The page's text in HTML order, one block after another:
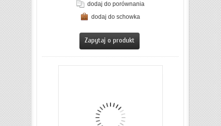
dodaj do porównania
dodaj do schowka
Zapytaj o produkt